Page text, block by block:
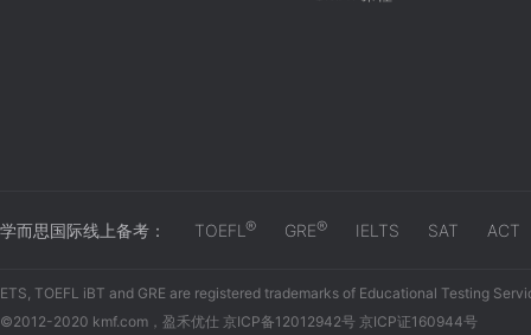
学而思国际线上备考： TOEFL ® GRE® IELTS SAT ACT
ETS, TOEFL iBT and GRE are registered trademarks of Educational Testing
©2012-2020 kmf.com，盈禾优仕 京ICP备12012942号 京ICP证160944号